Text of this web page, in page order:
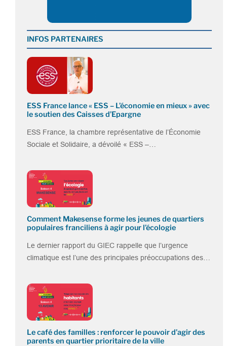
INFOS PARTENAIRES
ESS France lance « ESS – L’économie en mieux » avec
le soutien des Caisses d’Epargne
ESS France, la chambre représentative de l’Économie
Sociale et Solidaire, a dévoilé « ESS –…
Comment Makesense forme les jeunes de quartiers
populaires franciliens à agir pour l’écologie
Le dernier rapport du GIEC rappelle que l’urgence
climatique est l’une des principales préoccupations des…
Le café des familles : renforcer le pouvoir d’agir des
parents en quartier prioritaire de la ville